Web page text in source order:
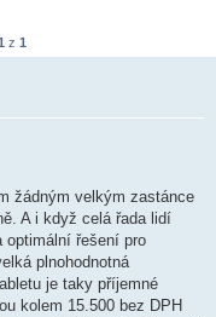
z 1
žádným velkým zastánce
A i když celá řada lidí
optimální řešení pro
plnohodnotná
je taky příjemné
kolem 15.500 bez DPH